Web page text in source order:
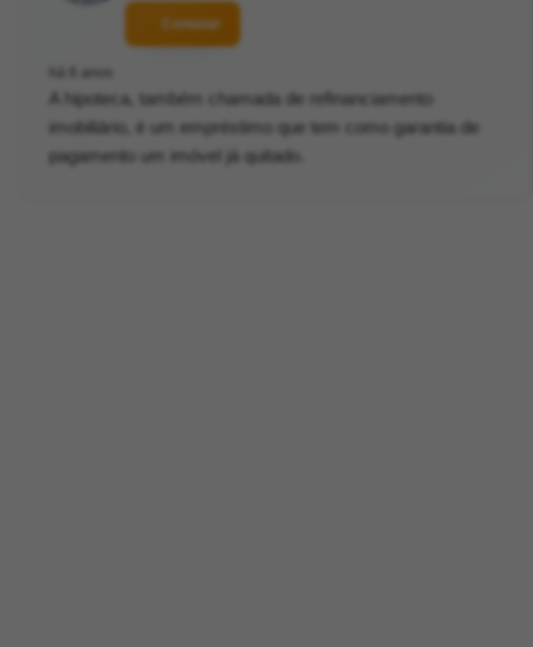
Contatar
A hipoteca, também chamada de refinanciamento
imobiliário, é um empréstimo que tem como garantia de
pagamento um imóvel já quitado.